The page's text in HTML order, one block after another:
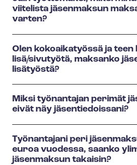
viitelista jäsenmaksun
varten?
Olen kokoaikatyössä ja teen
lisä/sivutyötä, maksanko
lisätyöstä?
Miksi työnantajan perimät
eivät näy jäsentiedoissani?
Työnantajani peri
euroa vuodessa, saanko
jäsenmaksun takaisin?